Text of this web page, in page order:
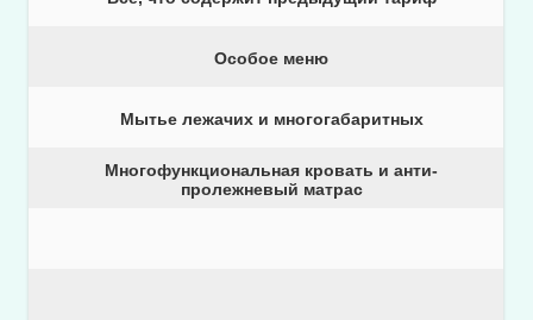
Особое меню
Мытье лежачих и многогабаритных
Многофункциональная кровать и анти-
пролежневый матрас